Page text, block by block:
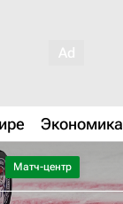
Экономика
Матч-центр